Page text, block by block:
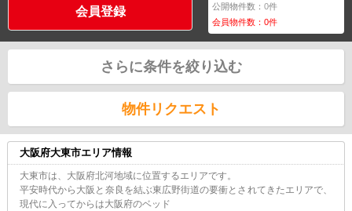
会員登録 公開物件数：0件
会員物件数：0件
さらに条件を絞り込む
物件リクエスト
大阪府大東市エリア情報
大東市は、大阪府北河地域に位置するエリアです。
平安時代から大阪と奈良を結ぶ東広野街道の要衝とされてきたエリアで、
現代に入ってからは大阪府のベッド